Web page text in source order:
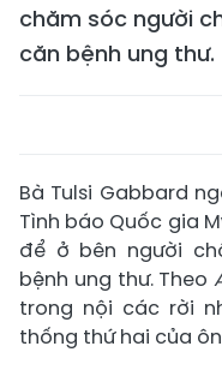
chăm sóc người
căn bệnh ung thư.
Bà Tulsi Gabbard
Tình báo Quốc gia
để ở bên người
bệnh ung thư. Theo
trong nội các rời
thống thứ hai của